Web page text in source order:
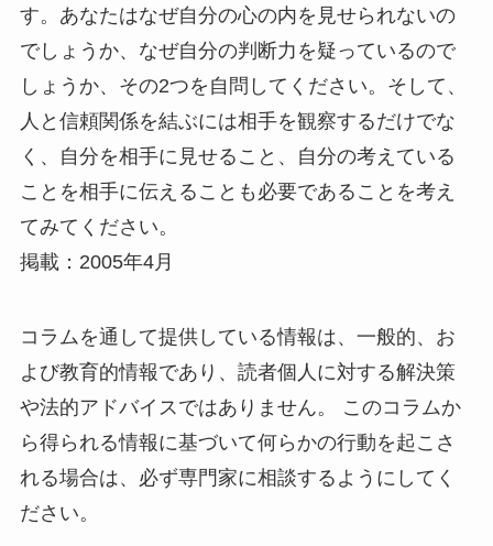
す。あなたはなぜ自分の心の内を見せられないの
でしょうか、なぜ自分の判断力を疑っているので
しょうか、その2つを自問してください。そして、
人と信頼関係を結ぶには相手を観察するだけでな
く、自分を相手に見せること、自分の考えている
ことを相手に伝えることも必要であることを考え
てみてください。
掲載：2005年4月
コラムを通して提供している情報は、一般的、お
よび教育的情報であり、読者個人に対する解決策
や法的アドバイスではありません。 このコラムか
ら得られる情報に基づいて何らかの行動を起こさ
れる場合は、必ず専門家に相談するようにしてく
ださい。